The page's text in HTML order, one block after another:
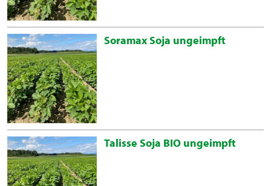
Soramax Soja ungeimpft
Talisse Soja BIO ungeimpft